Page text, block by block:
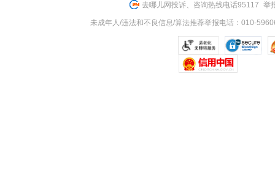
去哪儿网投诉、咨询热线电话95117 举
未成年人/违法和不良信息/算法推荐举报电话：010-